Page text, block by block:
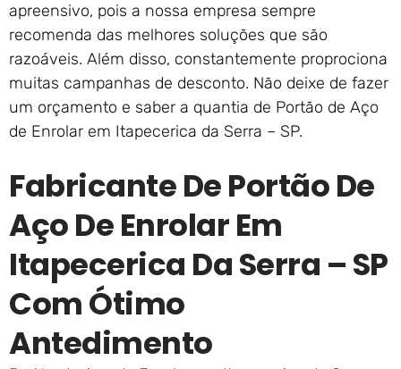
apreensivo, pois a nossa empresa sempre
recomenda das melhores soluções que são
razoáveis. Além disso, constantemente proprociona
muitas campanhas de desconto. Não deixe de fazer
um orçamento e saber a quantia de Portão de Aço
de Enrolar em Itapecerica da Serra – SP.
Fabricante De Portão De
Aço De Enrolar Em
Itapecerica Da Serra – SP
Com Ótimo
Antedimento